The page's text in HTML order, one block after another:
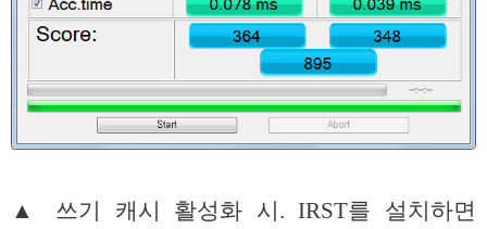
▲ 쓰기 캐시 활성화 시. IRST를 설치하면